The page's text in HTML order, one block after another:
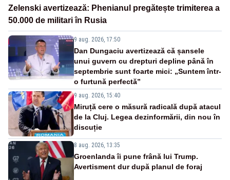
Zelenski avertizează: Phenianul pregătește trimiterea a
50.000 de militari în Rusia
9 aug. 2026, 17:50
Dan Dungaciu avertizează că șansele
unui guvern cu drepturi depline până în
septembrie sunt foarte mici: „Suntem într-
o furtună perfectă”
9 aug. 2026, 15:40
Miruță cere o măsură radicală după atacul
de la Cluj. Legea dezinformării, din nou în
discuție
8 aug. 2026, 13:35
Groenlanda îi pune frână lui Trump.
Avertisment dur după planul de foraj